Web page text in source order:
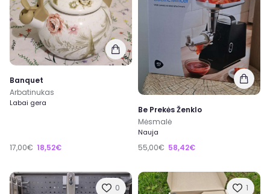
Banquet
Arbatinukas
Labai gera
17,00€ 18,52€
Be Prekės Ženklo
Mėsmalė
Nauja
55,00€ 58,42€
0 1